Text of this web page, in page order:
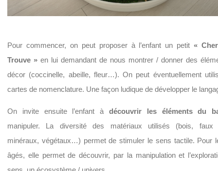
Pour commencer, on peut proposer à l’enfant un petit«
Trouve » en lui demandant de nous montrer / donner des
décor (coccinelle, abeille, fleur…). On peut éventuellement
cartes de nomenclature. Une façon ludique de développer le
On invite ensuite l’enfant à découvrir les éléments du
manipuler. La diversité des matériaux utilisés (bois, faux
minéraux, végétaux…) permet de stimuler le sens tactile. Pour
âgés, elle permet de découvrir, par la manipulation et